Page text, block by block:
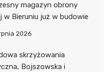
magazyn obrony
w Bieruniu już w budowie
2026
skrzyżowania
Bojszowska i